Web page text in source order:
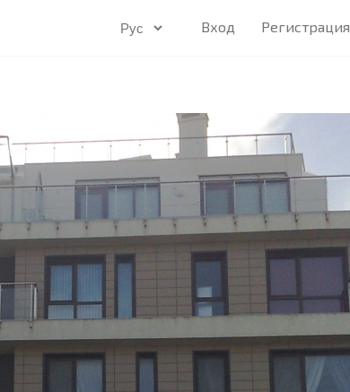
Вход Регистрация